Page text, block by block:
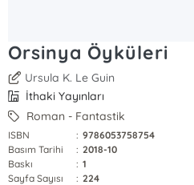
Orsinya Öyküleri
Ursula K. Le Guin
İthaki Yayınları
Roman - Fantastik
ISBN : 9786053758754
Basım Tarihi
: 2018-10
Baskı
: 1
Sayfa Sayısı
: 224